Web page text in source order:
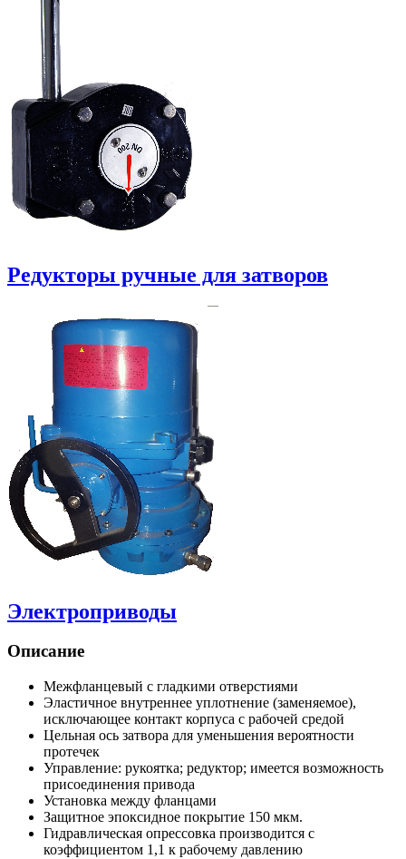
Редукторы ручные для затворов
Электроприводы
Описание
Межфланцевый с гладкими отверстиями
Эластичное внутреннее уплотнение (заменяемое),
исключающее контакт корпуса с рабочей средой
Цельная ось затвора для уменьшения вероятности
протечек
Управление: рукоятка; редуктор; имеется возможность
присоединения привода
Установка между фланцами
Защитное эпоксидное покрытие 150 мкм.
Гидравлическая опрессовка производится с
коэффициентом 1,1 к рабочему давлению